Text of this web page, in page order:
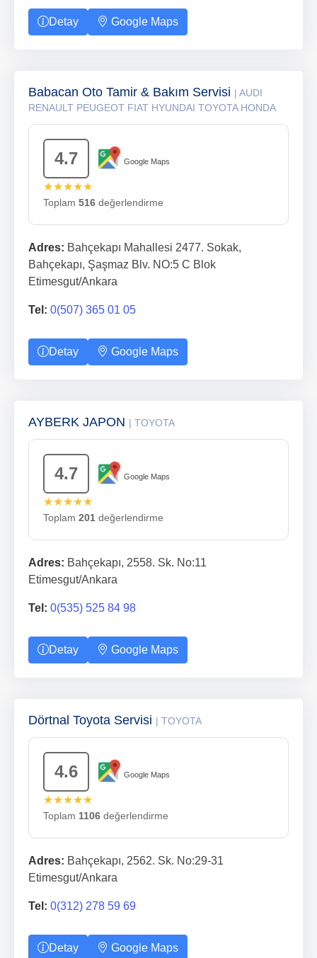
Detay Google Maps
Babacan Oto Tamir & Bakım Servisi | AUDI
RENAULT PEUGEOT FIAT HYUNDAI TOYOTA HONDA
4.7 Google Maps
★★★★★
Toplam 516 değerlendirme
Adres: Bahçekapı Mahallesi 2477. Sokak,
Bahçekapı, Şaşmaz Blv. NO:5 C Blok
Etimesgut/Ankara
Tel: 0(507) 365 01 05
Detay Google Maps
AYBERK JAPON | TOYOTA
4.7 Google Maps
★★★★★
Toplam 201 değerlendirme
Adres: Bahçekapı, 2558. Sk. No:11
Etimesgut/Ankara
Tel: 0(535) 525 84 98
Detay Google Maps
Dörtnal Toyota Servisi | TOYOTA
4.6 Google Maps
★★★★★
Toplam 1106 değerlendirme
Adres: Bahçekapı, 2562. Sk. No:29-31
Etimesgut/Ankara
Tel: 0(312) 278 59 69
Detay Google Maps